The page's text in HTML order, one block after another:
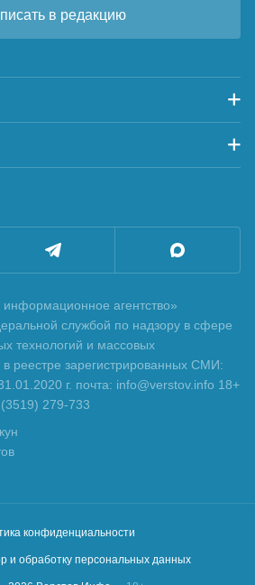
в редакцию
агентство»
службой по надзору в сфере
технологий и массовых
реестре зарегистрированных СМИ:
г. почта: info@verstov.info 18+
279-733
конфиденциальности
и обработку персональных данных